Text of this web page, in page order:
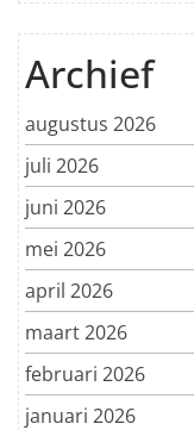
Archief
augustus 2026
juli 2026
juni 2026
mei 2026
april 2026
maart 2026
februari 2026
januari 2026